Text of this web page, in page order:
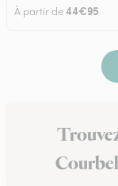
À partir de44€95